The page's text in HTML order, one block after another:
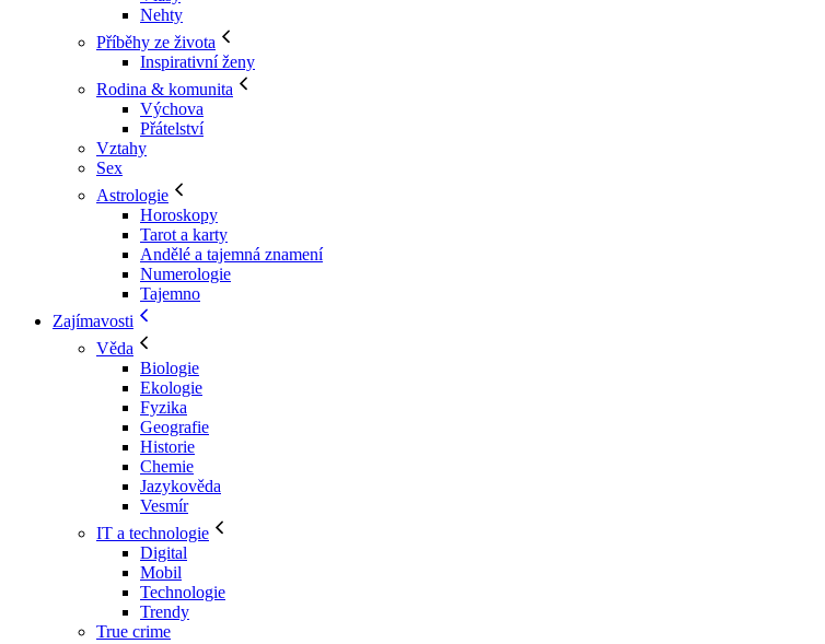
Nehty
Příběhy ze života
Inspirativní ženy
Rodina & komunita
Výchova
Přátelství
Vztahy
Sex
Astrologie
Horoskopy
Tarot a karty
Andělé a tajemná znamení
Numerologie
Tajemno
Zajímavosti
Věda
Biologie
Ekologie
Fyzika
Geografie
Historie
Chemie
Jazykověda
Vesmír
IT a technologie
Digital
Mobil
Technologie
Trendy
True crime